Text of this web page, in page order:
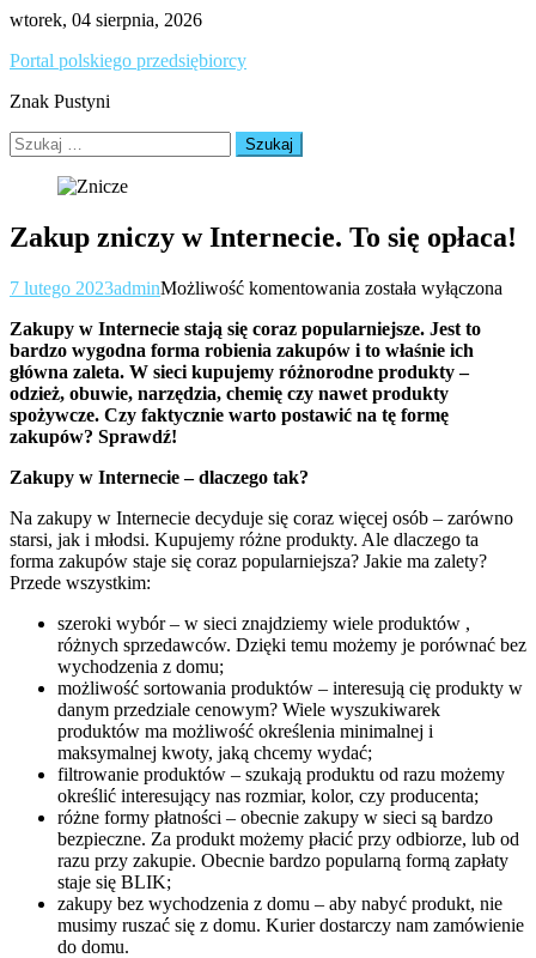
Skip
content
wtorek, 04 sierpnia, 2026
Portal polskiego przedsiębiorcy
Znak Pustyni
Szukaj:
Zakup zniczy w Internecie. To się opłaca!
7 lutego 2023adminMożliwość komentowania Zakup
w
Internecie.
To
się
opłaca!
została wyłączona
Zakupy w Internecie stają się coraz popularniejsze. Jest to
bardzo wygodna forma robienia zakupów i to właśnie ich
główna zaleta. W sieci kupujemy różnorodne produkty –
odzież, obuwie, narzędzia, chemię czy nawet produkty
spożywcze. Czy faktycznie warto postawić na tę formę
zakupów? Sprawdź!
Zakupy w Internecie – dlaczego tak?
Na zakupy w Internecie decyduje się coraz więcej osób – zarówno
starsi, jak i młodsi. Kupujemy różne produkty. Ale dlaczego ta
forma zakupów staje się coraz popularniejsza? Jakie ma zalety?
Przede wszystkim:
szeroki wybór – w sieci znajdziemy wiele produktów ,
różnych sprzedawców. Dzięki temu możemy je porównać bez
wychodzenia z domu;
możliwość sortowania produktów – interesują cię produkty w
danym przedziale cenowym? Wiele wyszukiwarek
produktów ma możliwość określenia minimalnej i
maksymalnej kwoty, jaką chcemy wydać;
filtrowanie produktów – szukają produktu od razu możemy
określić interesujący nas rozmiar, kolor, czy producenta;
różne formy płatności – obecnie zakupy w sieci są bardzo
bezpieczne. Za produkt możemy płacić przy odbiorze, lub od
razu przy zakupie. Obecnie bardzo popularną formą zapłaty
staje się BLIK;
zakupy bez wychodzenia z domu – aby nabyć produkt, nie
musimy ruszać się z domu. Kurier dostarczy nam zamówienie
do domu.